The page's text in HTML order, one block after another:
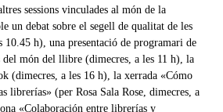
sessions vinculades al món de la
un debat sobre el segell de qualitat de les
10.45 h), una presentació de programari de
del món del llibre (dimecres, a les 11 h), la
(dimecres, a les 16 h), la xerrada «Cómo
librerías» (per Rosa Sala Rose, dimecres, a
«Colaboración entre librerías y